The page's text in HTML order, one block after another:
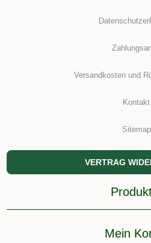
Versandkosten und
Kontakt
Sitemap
VERTRAG
Mein